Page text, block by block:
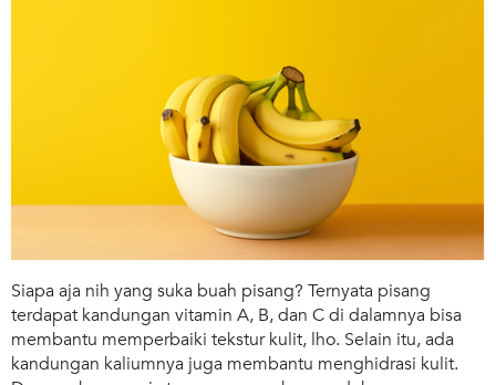
Siapa aja nih yang suka buah pisang? Ternyata pisang
terdapat kandungan vitamin A, B, dan C di dalamnya bisa
membantu memperbaiki tekstur kulit, lho. Selain itu, ada
kandungan kaliumnya juga membantu menghidrasi kulit.